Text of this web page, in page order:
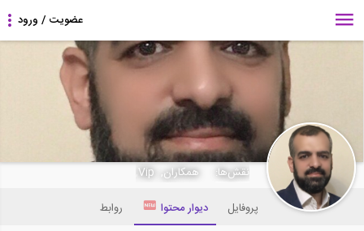
babakfun
نقش‌ها:
همکاران, Vip,
پروفایل
دیوار محتوا روابط